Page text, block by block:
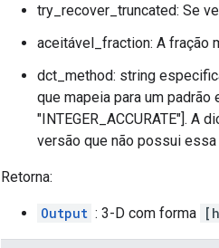
try_recover_truncated: Se
aceitável_fraction: A fração
dct_method: string
que mapeia para um
"INTEGER_ACCURATE"]. A
versão que não possui
Retorna:
Output : 3-D com forma